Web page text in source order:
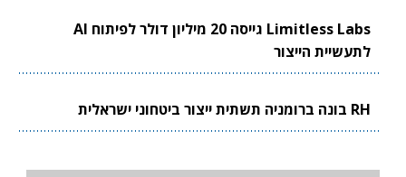
Limitless Labs גייסה 20 מיליון דולר לפיתוח AI
לתעשיית הייצור
RH בונה ברומניה תשתית ייצור ביטחוני ישראלית